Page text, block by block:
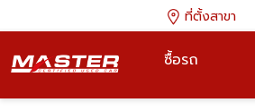
ที่ตั้งสาขา
ซื้อรถ